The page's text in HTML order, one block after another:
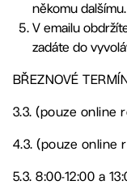
někomu dalšímu.
V emailu
zadáte do
BŘEZNOVÉ
3.3. (pouze online
4.3. (pouze online
5.3. 8:00-12:00 a